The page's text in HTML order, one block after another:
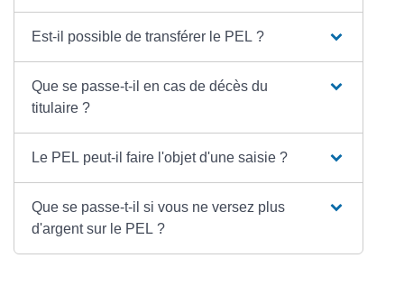
Est-il possible de transférer le PEL ?
Que se passe-t-il en cas de décès du
titulaire ?
Le PEL peut-il faire l'objet d'une saisie ?
Que se passe-t-il si vous ne versez plus
d'argent sur le PEL ?